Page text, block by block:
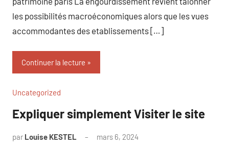
les possibilités macroéconomiques alors que les vues
accommodantes des etablissements […]
Continuer la lecture
Uncategorized
Expliquer simplement Visiter le site
par Louise KESTEL mars 6, 2024